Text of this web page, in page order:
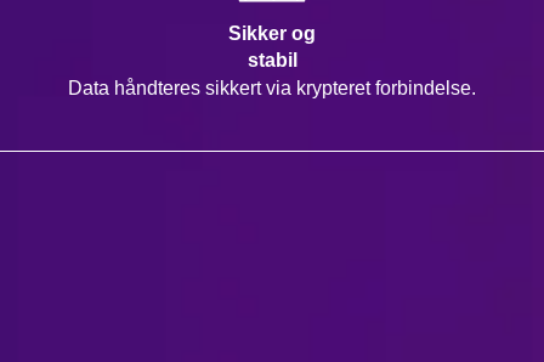
Sikker og
stabil
Data håndteres sikkert via krypteret forbindelse.